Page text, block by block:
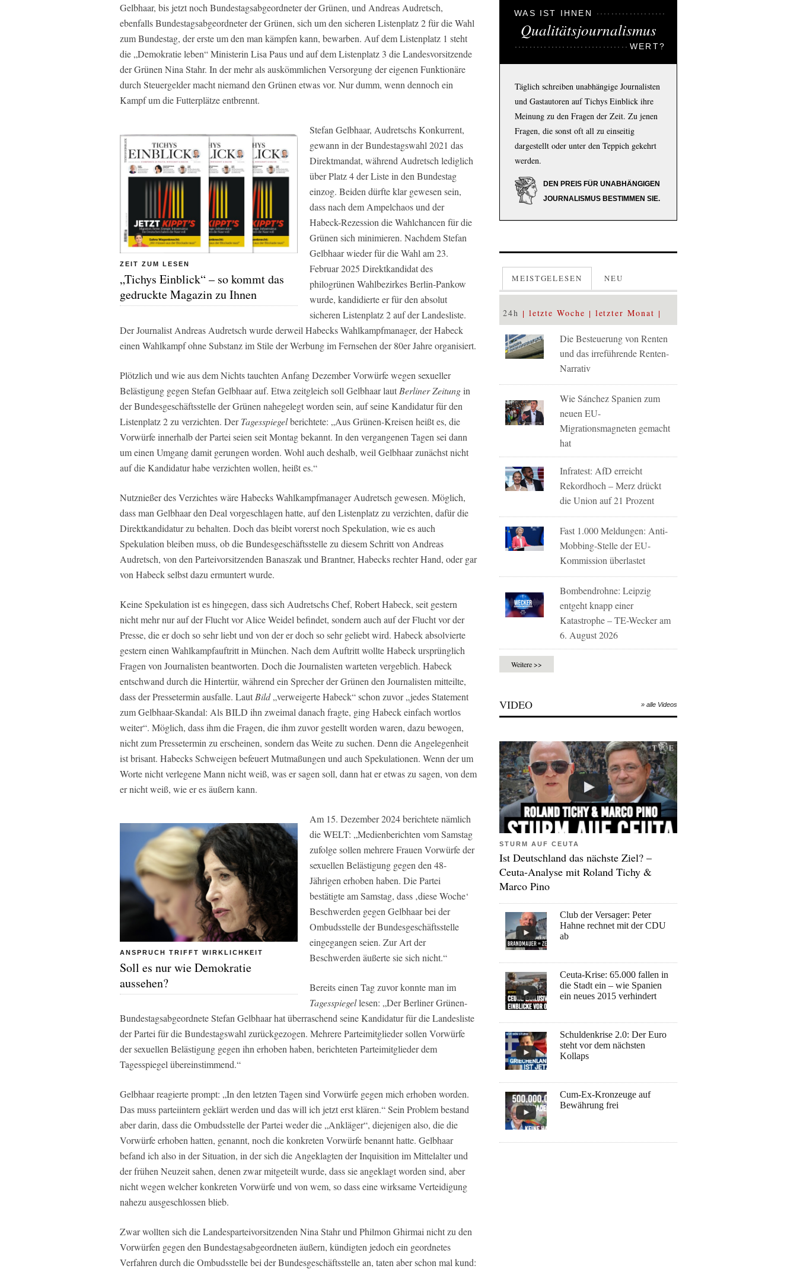
Gelbhaar, bis jetzt noch Bundestagsabgeordneter der Grünen, und Andreas Audretsch,
ebenfalls Bundestagsabgeordneter der Grünen, sich um den sicheren Listenplatz 2 für die Wahl
zum Bundestag, der erste um den man kämpfen kann, bewarben. Auf dem Listenplatz 1 steht
die „Demokratie leben“ Ministerin Lisa Paus und auf dem Listenplatz 3 die Landesvorsitzende
der Grünen Nina Stahr. In der mehr als auskömmlichen Versorgung der eigenen Funktionäre
durch Steuergelder macht niemand den Grünen etwas vor. Nur dumm, wenn dennoch ein
Kampf um die Futterplätze entbrennt.
ZEIT ZUM LESEN
„Tichys Einblick“ – so kommt das
gedruckte Magazin zu Ihnen
Stefan Gelbhaar, Audretschs Konkurrent,
gewann in der Bundestagswahl 2021 das
Direktmandat, während Audretsch lediglich
über Platz 4 der Liste in den Bundestag
einzog. Beiden dürfte klar gewesen sein,
dass nach dem Ampelchaos und der
Habeck-Rezession die Wahlchancen für die
Grünen sich minimieren. Nachdem Stefan
Gelbhaar wieder für die Wahl am 23.
Februar 2025 Direktkandidat des
philogrünen Wahlbezirkes Berlin-Pankow
wurde, kandidierte er für den absolut
sicheren Listenplatz 2 auf der Landesliste.
Der Journalist Andreas Audretsch wurde derweil Habecks Wahlkampfmanager, der Habeck
einen Wahlkampf ohne Substanz im Stile der Werbung im Fernsehen der 80er Jahre organisiert.
Plötzlich und wie aus dem Nichts tauchten Anfang Dezember Vorwürfe wegen sexueller
Belästigung gegen Stefan Gelbhaar auf. Etwa zeitgleich soll Gelbhaar laut Berliner Zeitungin
der Bundesgeschäftsstelle der Grünen nahegelegt worden sein, auf seine Kandidatur für den
Listenplatz 2 zu verzichten. DerTagesspiegelberichtete: „Aus Grünen-Kreisen heißt es, die
Vorwürfe innerhalb der Partei seien seit Montag bekannt. In den vergangenen Tagen sei dann
um einen Umgang damit gerungen worden. Wohl auch deshalb, weil Gelbhaar zunächst nicht
auf die Kandidatur habe verzichten wollen, heißt es.“
Nutznießer des Verzichtes wäre Habecks Wahlkampfmanager Audretsch gewesen. Möglich,
dass man Gelbhaar den Deal vorgeschlagen hatte, auf den Listenplatz zu verzichten, dafür die
Direktkandidatur zu behalten. Doch das bleibt vorerst noch Spekulation, wie es auch
Spekulation bleiben muss, ob die Bundesgeschäftsstelle zu diesem Schritt von Andreas
Audretsch, von den Parteivorsitzenden Banaszak und Brantner, Habecks rechter Hand, oder gar
von Habeck selbst dazu ermuntert wurde.
Keine Spekulation ist es hingegen, dass sich Audretschs Chef, Robert Habeck, seit gestern
nicht mehr nur auf der Flucht vor Alice Weidel befindet, sondern auch auf der Flucht vor der
Presse, die er doch so sehr liebt und von der er doch so sehr geliebt wird. Habeck absolvierte
gestern einen Wahlkampfauftritt in München. Nach dem Auftritt wollte Habeck ursprünglich
Fragen von Journalisten beantworten. Doch die Journalisten warteten vergeblich. Habeck
entschwand durch die Hintertür, während ein Sprecher der Grünen den Journalisten mitteilte,
dass der Pressetermin ausfalle. Laut Bild„verweigerte Habeck“ schon zuvor „jedes Statement
zum Gelbhaar-Skandal: Als BILD ihn zweimal danach fragte, ging Habeck einfach wortlos
weiter“. Möglich, dass ihm die Fragen, die ihm zuvor gestellt worden waren, dazu bewogen,
nicht zum Pressetermin zu erscheinen, sondern das Weite zu suchen. Denn die Angelegenheit
ist brisant. Habecks Schweigen befeuert Mutmaßungen und auch Spekulationen. Wenn der um
Worte nicht verlegene Mann nicht weiß, was er sagen soll, dann hat er etwas zu sagen, von dem
er nicht weiß, wie er es äußern kann.
ANSPRUCH TRIFFT WIRKLICHKEIT
Soll es nur wie Demokratie
aussehen?
Am 15. Dezember 2024 berichtete nämlich
die WELT: „Medienberichten vom Samstag
zufolge sollen mehrere Frauen Vorwürfe der
sexuellen Belästigung gegen den 48-
Jährigen erhoben haben. Die Partei
bestätigte am Samstag, dass ‚diese Woche‘
Beschwerden gegen Gelbhaar bei der
Ombudsstelle der Bundesgeschäftsstelle
eingegangen seien. Zur Art der
Beschwerden äußerte sie sich nicht.“
Bereits einen Tag zuvor konnte man im
Tagesspiegellesen: „Der Berliner Grünen-
Bundestagsabgeordnete Stefan Gelbhaar hat überraschend seine Kandidatur für die Landesliste
der Partei für die Bundestagswahl zurückgezogen. Mehrere Parteimitglieder sollen Vorwürfe
der sexuellen Belästigung gegen ihn erhoben haben, berichteten Parteimitglieder dem
Tagesspiegel übereinstimmend.“
Gelbhaar reagierte prompt: „In den letzten Tagen sind Vorwürfe gegen mich erhoben worden.
Das muss parteiintern geklärt werden und das will ich jetzt erst klären.“ Sein Problem bestand
aber darin, dass die Ombudsstelle der Partei weder die „Ankläger“, diejenigen also, die die
Vorwürfe erhoben hatten, genannt, noch die konkreten Vorwürfe benannt hatte. Gelbhaar
befand ich also in der Situation, in der sich die Angeklagten der Inquisition im Mittelalter und
der frühen Neuzeit sahen, denen zwar mitgeteilt wurde, dass sie angeklagt worden sind, aber
nicht wegen welcher konkreten Vorwürfe und von wem, so dass eine wirksame Verteidigung
nahezu ausgeschlossen blieb.
Zwar wollten sich die Landesparteivorsitzenden Nina Stahr und Philmon Ghirmai nicht zu den
Vorwürfen gegen den Bundestagsabgeordneten äußern, kündigten jedoch ein geordnetes
Verfahren durch die Ombudsstelle bei der Bundesgeschäftsstelle an, taten aber schon mal kund:
WAS IST IHNEN
Qualitätsjournalismus
WERT?
Täglich schreiben unabhängige Journalisten
und Gastautoren auf Tichys Einblick ihre
Meinung zu den Fragen der Zeit. Zu jenen
Fragen, die sonst oft all zu einseitig
dargestellt oder unter den Teppich gekehrt
werden.
DEN PREIS FÜR UNABHÄNGIGEN
JOURNALISMUS BESTIMMEN SIE.
MEISTGELESEN NEU
24h letzte Woche letzter Monat
Die Besteuerung von Renten
und das irreführende Renten-
Narrativ
Wie Sánchez Spanien zum
neuen EU-
Migrationsmagneten gemacht
hat
Infratest: AfD erreicht
Rekordhoch – Merz drückt
die Union auf 21 Prozent
Fast 1.000 Meldungen: Anti-
Mobbing-Stelle der EU-
Kommission überlastet
Bombendrohne: Leipzig
entgeht knapp einer
Katastrophe – TE-Wecker am
6. August 2026
Weitere >>
VIDEO » alle Videos
STURM AUF CEUTA
Ist Deutschland das nächste Ziel? –
Ceuta-Analyse mit Roland Tichy &
Marco Pino
Club der Versager: Peter
Hahne rechnet mit der CDU
ab
Ceuta-Krise: 65.000 fallen in
die Stadt ein – wie Spanien
ein neues 2015 verhindert
Schuldenkrise 2.0: Der Euro
steht vor dem nächsten
Kollaps
Cum-Ex-Kronzeuge auf
Bewährung frei